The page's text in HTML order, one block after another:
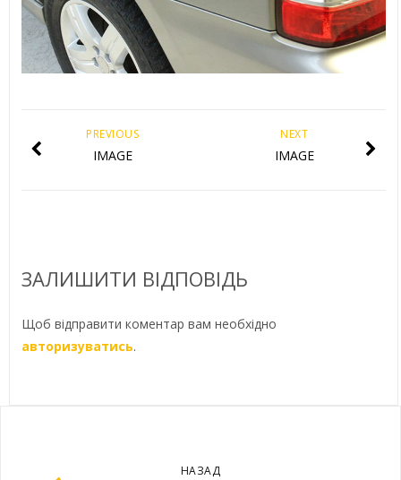
NEXT
IMAGE
PREVIOUS
IMAGE
ЗАЛИШИТИ ВІДПОВІДЬ
Щоб відправити коментар вам необхідно
авторизуватись.
НАЗАД